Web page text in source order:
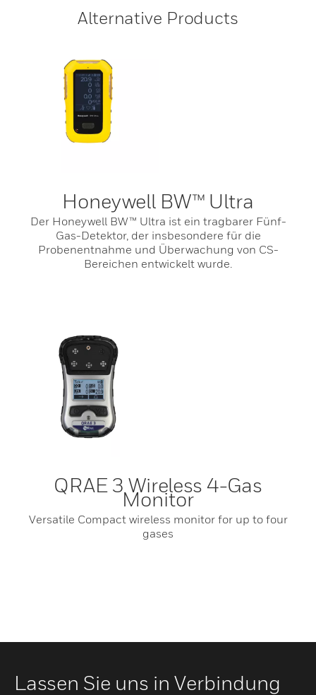
Alternative Products
Honeywell BW™ Ultra
Der Honeywell BW™ Ultra ist ein tragbarer Fünf-
Gas-Detektor, der insbesondere für die
Probenentnahme und Überwachung von CS-
Bereichen entwickelt wurde.
QRAE 3 Wireless 4-Gas
Monitor
Versatile Compact wireless monitor for up to four
gases
Lassen Sie uns in Verbindung